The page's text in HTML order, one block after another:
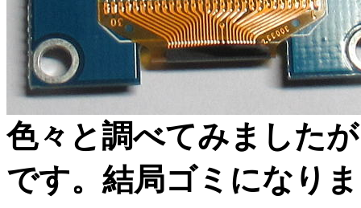
色々と調べてみました
です。結局ゴミになり